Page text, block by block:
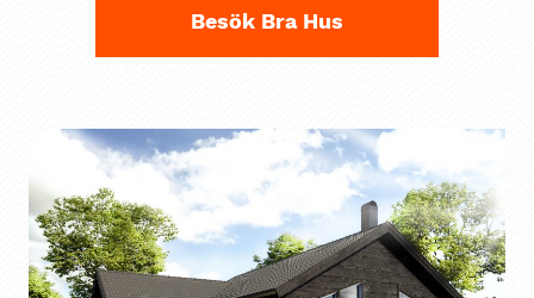
Besök Bra Hus